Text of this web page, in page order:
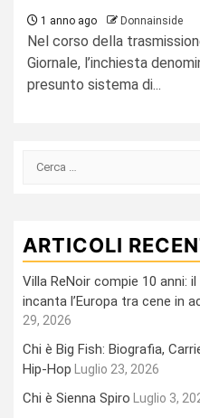
1 anno ago Donnainside
Nel corso della
Giornale, l’inchiesta
presunto sistema di...
Ricerca
ARTICOLI
Villa ReNoir compie 10 anni:
incanta l’Europa tra cene in
29, 2026
Chi è Big Fish: Biografia,
Hip-Hop
Luglio 23, 2026
Chi è Sienna Spiro Luglio 3,